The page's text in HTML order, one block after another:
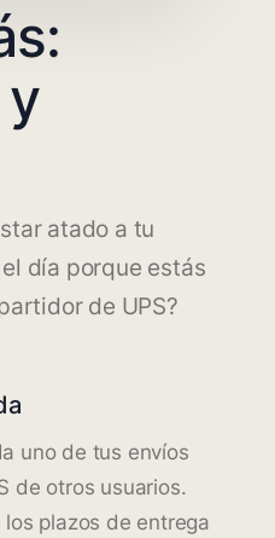
atado a tu
día porque estás
de UPS?
uno de tus envíos
de otros usuarios.
plazos de entrega